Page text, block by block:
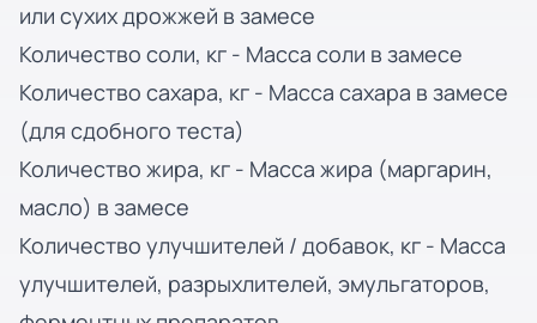
или сухих дрожжей в замесе
Количество соли, кг - Масса соли в замесе
Количество сахара, кг - Масса сахара в замесе
(для сдобного теста)
Количество жира, кг - Масса жира (маргарин,
масло) в замесе
Количество улучшителей / добавок, кг - Масса
улучшителей, разрыхлителей, эмульгаторов,